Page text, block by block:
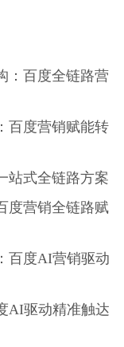
：百度全链路营
百度营销赋能转
站式全链路方案
度营销全链路赋
百度AI营销驱动
AI驱动精准触达